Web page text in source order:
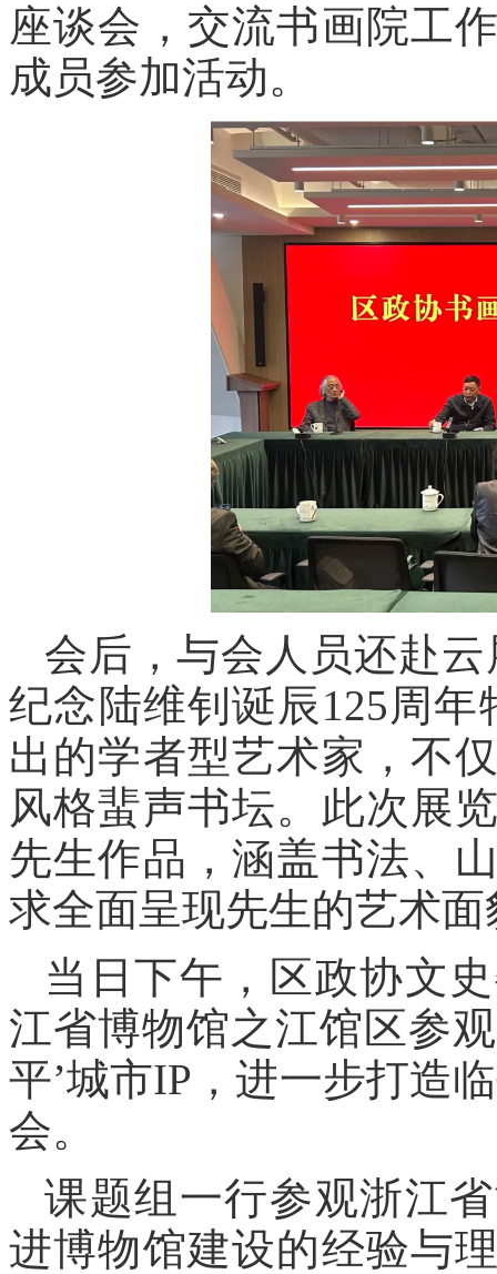
座谈会，交流书画院工
成员参加活动。
会后，与会人员还赴
纪念陆维钊诞辰125周
出的学者型艺术家，不
风格蜚声书坛。此次展
先生作品，涵盖书法、
求全面呈现先生的艺术
当日下午，区政协文
江省博物馆之江馆区参
平’城市IP，进一步打造
会。
课题组一行参观浙江
进博物馆建设的经验与